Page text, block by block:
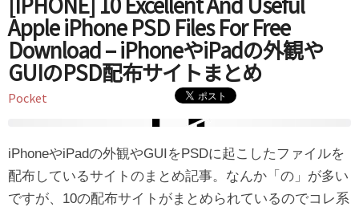
Apple iPhone PSD Files For Free
Download – iPhoneやiPadの外観や
GUIのPSD配布サイトまとめ
Pocket
iPhoneやiPadの外観やGUIをPSDに起こしたファイルを
配布しているサイトのまとめ記事。なんか「の」が多い
ですが、10の配布サイトがまとめられているのでコレ系